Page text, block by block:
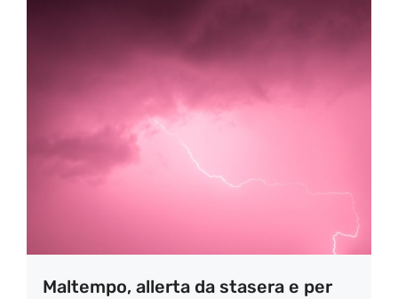
Maltempo, allerta da stasera e per